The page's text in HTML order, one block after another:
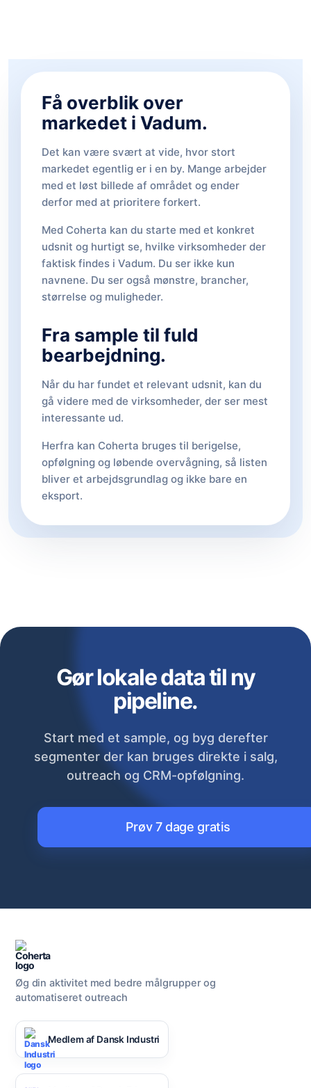
Få overblik over
markedet i Vadum.
Det kan være svært at vide, hvor stort
markedet egentlig er i en by. Mange arbejder
med et løst billede af området og ender
derfor med at prioritere forkert.
Med Coherta kan du starte med et konkret
udsnit og hurtigt se, hvilke virksomheder der
faktisk findes i Vadum. Du ser ikke kun
navnene. Du ser også mønstre, brancher,
størrelse og muligheder.
Fra sample til fuld
bearbejdning.
Når du har fundet et relevant udsnit, kan du
gå videre med de virksomheder, der ser mest
interessante ud.
Herfra kan Coherta bruges til berigelse,
opfølgning og løbende overvågning, så listen
bliver et arbejdsgrundlag og ikke bare en
eksport.
Gør lokale data til ny
pipeline.
Start med et sample, og byg derefter
segmenter der kan bruges direkte i salg,
outreach og CRM-opfølgning.
Prøv 7 dage gratis
Øg din aktivitet med bedre målgrupper og
automatiseret outreach
Medlem af Dansk Industri